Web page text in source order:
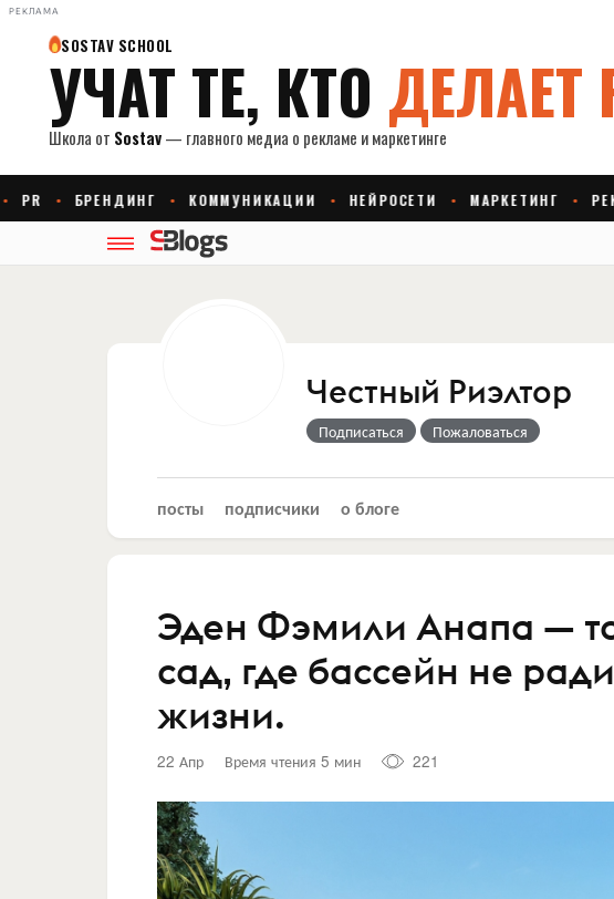
РЕКЛАМА
Честный Риэлтор
Подписаться Пожаловаться
посты подписчики о блоге
Эден Фэмили Анапа —
сад, где бассейн не
жизни.
22 Апр Время чтения 5 мин 221